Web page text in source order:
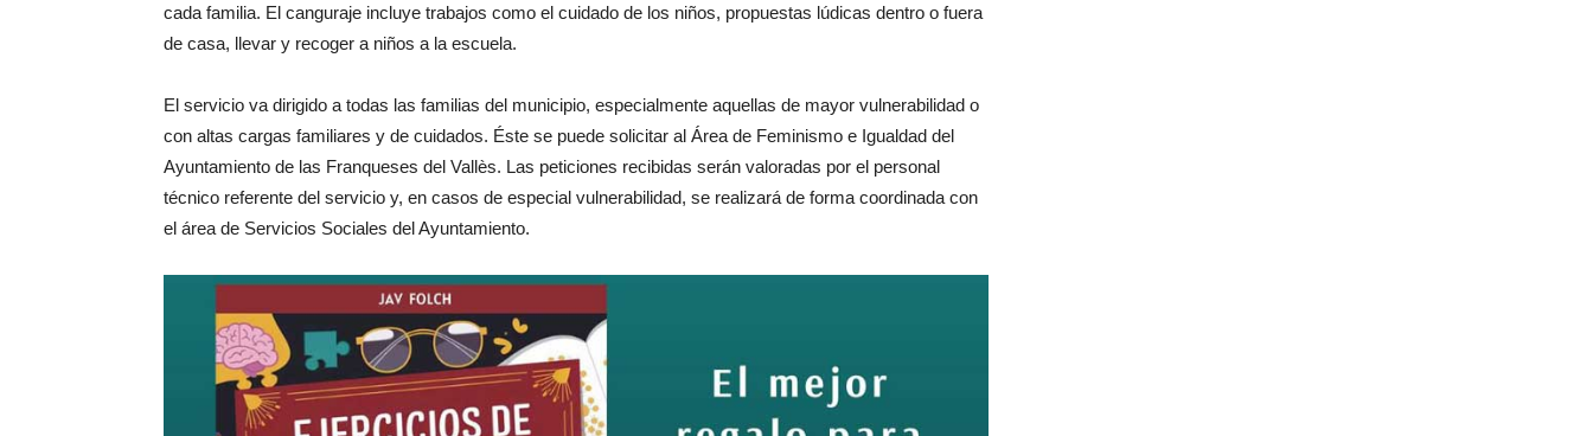
cada familia. El canguraje incluye trabajos como el cuidado de los niños, propuestas lúdicas dentro o fuera
de casa, llevar y recoger a niños a la escuela.
El servicio va dirigido a todas las familias del municipio, especialmente aquellas de mayor vulnerabilidad o
con altas cargas familiares y de cuidados. Éste se puede solicitar al Área de Feminismo e Igualdad del
Ayuntamiento de las Franqueses del Vallès. Las peticiones recibidas serán valoradas por el personal
técnico referente del servicio y, en casos de especial vulnerabilidad, se realizará de forma coordinada con
el área de Servicios Sociales del Ayuntamiento.